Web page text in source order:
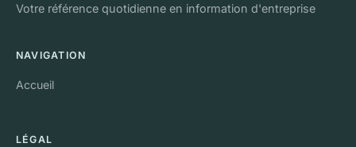
Votre référence quotidienne en information d'entreprise
NAVIGATION
Accueil
LÉGAL